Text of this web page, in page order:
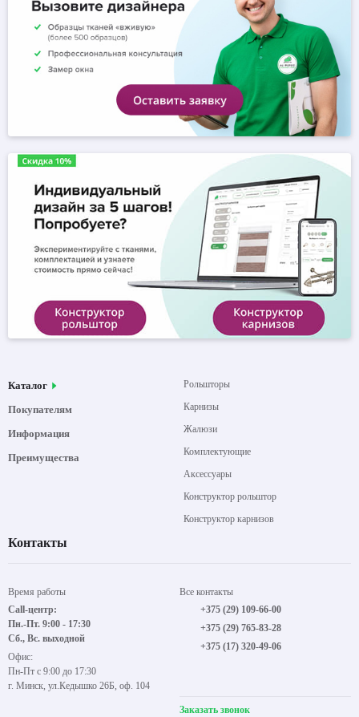
Каталог
Покупателям
Информация
Преимущества
Рольшторы
Карнизы
Жалюзи
Комплектующие
Аксессуары
Конструктор рольштор
Конструктор карнизов
Контакты
Время работы
Call-центр:
Пн.-Пт. 9:00 - 17:30
Сб., Вс. выходной
Офис:
Пн-Пт с 9:00 до 17:30
г. Минск, ул.Кедышко 26Б, оф. 104
Все контакты
+375 (29) 109-66-00
+375 (29) 765-83-28
+375 (17) 320-49-06
Заказать звонок